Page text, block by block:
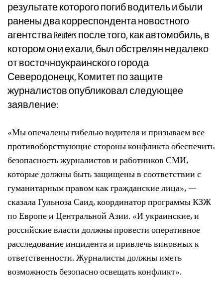
результате которого погиб водитель и были
ранены два корреспондента новостного
агентства Reuters после того, как автомобиль, в
котором они ехали, был обстрелян недалеко
от восточноукраинского города
Северодонецк, Комитет по защите
журналистов опубликовал следующее
заявление:
«Мы опечалены гибелью водителя и призываем все
противоборствующие стороны конфликта обеспечить
безопасность журналистов и работников СМИ,
которые должны быть защищены в соответствии с
гуманитарным правом как гражданские лица», —
сказала Гульноза Саид, координатор программы КЗЖ
по Европе и Центральной Азии. «И украинские, и
российские власти должны провести оперативное
расследование инцидента и привлечь виновных к
ответственности. Журналисты должны иметь
возможность безопасно освещать конфликт».